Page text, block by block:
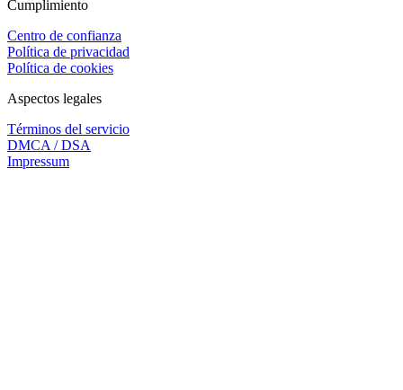
Cumplimiento
Centro de confianza
Política de privacidad
Política de cookies
Aspectos legales
Términos del servicio
DMCA / DSA
Impressum